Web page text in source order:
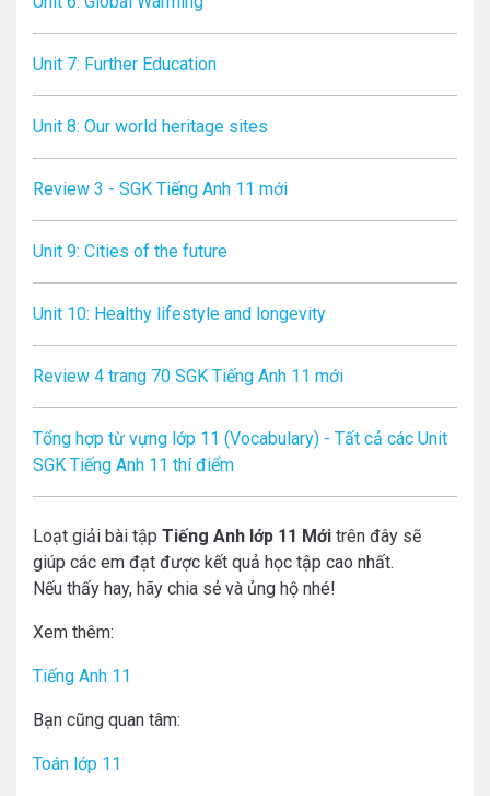
Unit 7: Further Education
Unit 8: Our world heritage sites
Review 3 - SGK Tiếng Anh 11 mới
Unit 9: Cities of the future
Unit 10: Healthy lifestyle and longevity
Review 4 trang 70 SGK Tiếng Anh 11 mới
Tổng hợp từ vựng lớp 11 (Vocabulary) - Tất cả các Unit
SGK Tiếng Anh 11 thí điểm
Loạt giải bài tập Tiếng Anh lớp 11 Mới trên đây sẽ
giúp các em đạt được kết quả học tập cao nhất.
Nếu thấy hay, hãy chia sẻ và ủng hộ nhé!
Xem thêm:
Tiếng Anh 11
Bạn cũng quan tâm:
Toán lớp 11